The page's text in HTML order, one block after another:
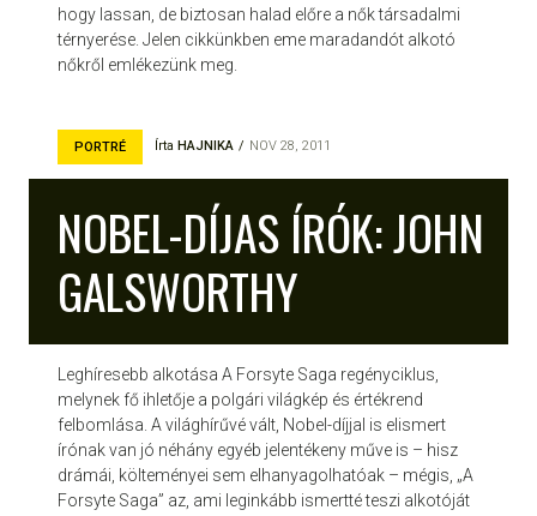
hogy lassan, de biztosan halad előre a nők társadalmi
térnyerése. Jelen cikkünkben eme maradandót alkotó
nőkről emlékezünk meg.
PORTRÉ Írta HAJNIKA NOV 28, 2011
NOBEL-DÍJAS ÍRÓK: JOHN
GALSWORTHY
Leghíresebb alkotása A Forsyte Saga regényciklus,
melynek fő ihletője a polgári világkép és értékrend
felbomlása. A világhírűvé vált, Nobel-díjjal is elismert
írónak van jó néhány egyéb jelentékeny műve is – hisz
drámái, költeményei sem elhanyagolhatóak – mégis, „A
Forsyte Saga” az, ami leginkább ismertté teszi alkotóját